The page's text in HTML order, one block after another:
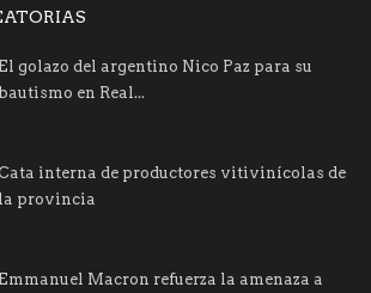
El golazo del argentino Nico Paz para su
en Real...
interna de productores vitivinícolas de
la provincia
Emmanuel Macron refuerza la amenaza a